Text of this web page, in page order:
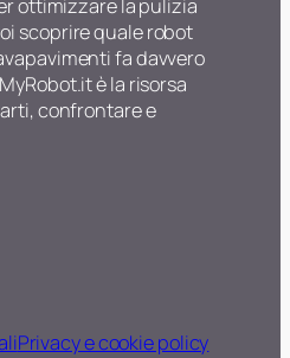
ottimizzare la pulizia
scoprire quale robot
fa davvero
è la risorsa
confrontare e
Privacy e cookie policy